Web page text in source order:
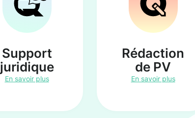
Support
juridique
En savoir plus
Rédaction
de PV
En savoir plus